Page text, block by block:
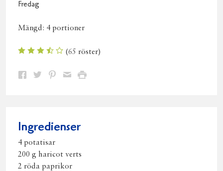
Fredag
Mängd: 4 portioner
(65 röster)
Dela Dela Dela DelaSkriv
Ingredienser
4 potatisar
200 g haricot verts
2 röda paprikor